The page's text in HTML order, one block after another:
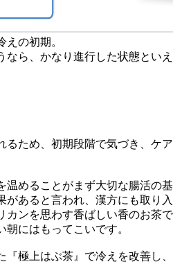
の初期。
なら、かなり進行した状態とい
るため、初期段階で気づき、ケ
温めることがまず大切な腸活の
があると言われ、漢方にも取り
カンを思わす香ばしい香のお茶
朝にはもってこいです。
『極上はぶ茶』で冷えを改善し